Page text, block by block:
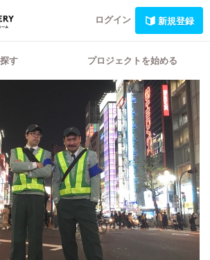
ログイン 新規登録
す プロジェクトを始める